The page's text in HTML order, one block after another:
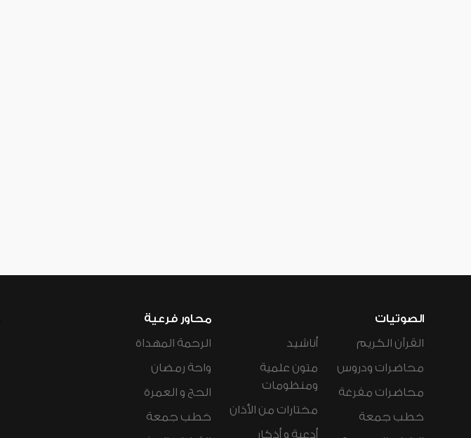
الصوتيات
القرآن الكريم
محاضرات ودروس
محاضرات مفرغة
خطب جمعة
أناشيد
متون علمية
ومنظومات
مختارات من الأذان
أدعية و أذكار
محاور فرعية
الرحمة المهداة
واحة رمضان
الحج و العمرة
خطب جمعة